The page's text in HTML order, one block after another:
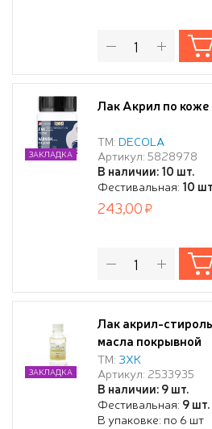
Лак Акрил по
ТМ: DECOLA
Артикул: 5828978
В наличии: 10 шт.
Фестивальная: 10
ЗАКЛАДКА
243,00
Лак акрил-
масла покрывной
ТМ: ЗХК
Артикул: 2533935
В наличии: 9 шт.
Фестивальная: 9 шт.
В упаковке: по 6 шт
ЗАКЛАДКА